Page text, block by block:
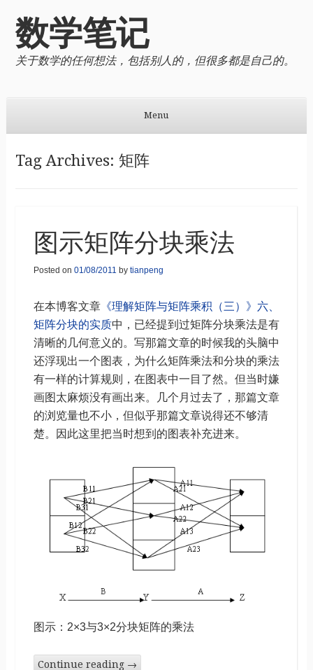
数学笔记
关于数学的任何想法，包括别人的，但很多都是自己的。
Menu
Tag Archives: 矩阵
图示矩阵分块乘法
Posted on 01/08/2011 by tianpeng
在本博客文章《理解矩阵与矩阵乘积（三）》六、
矩阵分块的实质中，已经提到过矩阵分块乘法是有
清晰的几何意义的。写那篇文章的时候我的头脑中
还浮现出一个图表，为什么矩阵乘法和分块的乘法
有一样的计算规则，在图表中一目了然。但当时嫌
画图太麻烦没有画出来。几个月过去了，那篇文章
的浏览量也不小，但似乎那篇文章说得还不够清
楚。因此这里把当时想到的图表补充进来。
图示：2×3与3×2分块矩阵的乘法
Continue reading →